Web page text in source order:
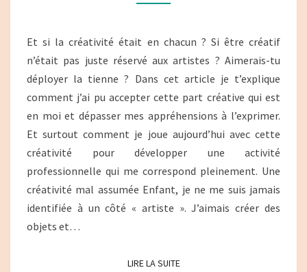
VIE
SUR
MESURE
Et si la créativité était en chacun ? Si être créatif
n’était pas juste réservé aux artistes ? Aimerais-tu
déployer la tienne ? Dans cet article je t’explique
comment j’ai pu accepter cette part créative qui est
en moi et dépasser mes appréhensions à l’exprimer.
Et surtout comment je joue aujourd’hui avec cette
créativité pour développer une activité
professionnelle qui me correspond pleinement. Une
créativité mal assumée Enfant, je ne me suis jamais
identifiée à un côté « artiste ». J’aimais créer des
objets et…
LIRE LA SUITELIRE LA SUITE